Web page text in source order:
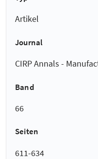
Artikel
Journal
CIRP Annals -
Band
66
Seiten
611-634